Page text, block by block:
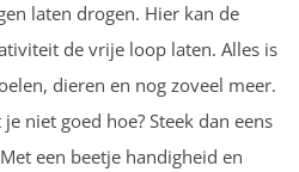
laten drogen. Hier kan de
de vrije loop laten. Alles is
dieren en nog zoveel meer.
niet goed hoe? Steek dan eens
een beetje handigheid en